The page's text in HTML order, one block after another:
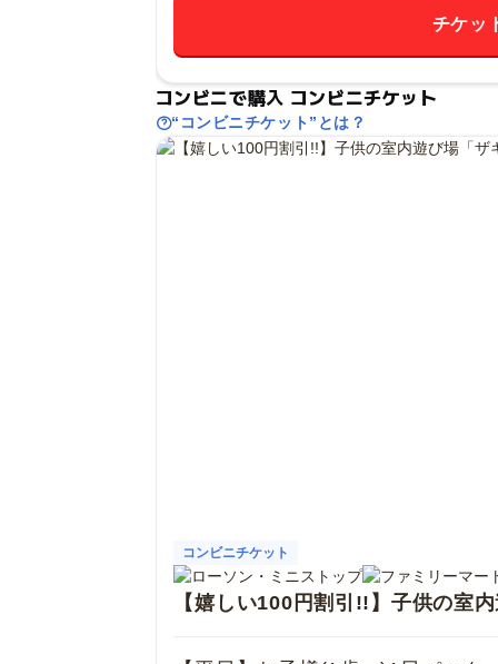
チケッ
コンビニで購入 コンビニチケット
“コンビニチケット”とは？
コンビニチケット
【嬉しい100円割引!!】子供の室